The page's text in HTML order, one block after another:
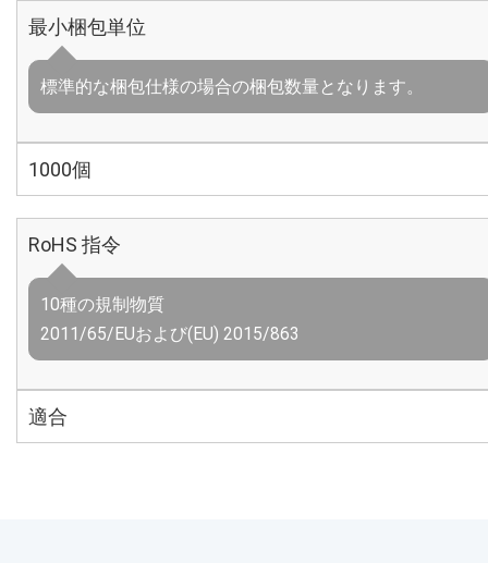
最小梱包単位
標準的な梱包仕様の場合の梱包数量となります。
1000個
RoHS 指令
10種の規制物質
2011/65/EUおよび(EU) 2015/863
適合